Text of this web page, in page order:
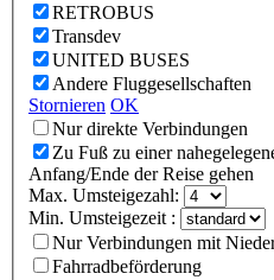
RETROBUS
Transdev
UNITED BUSES
Andere Fluggesellschaften
Stornieren OK
Nur direkte Verbindungen
Zu Fuß zu einer
Anfang/Ende der Reise gehen
Max. Umsteigezahl:
Min. Umsteigezeit :
Nur Verbindungen mit
Fahrradbeförderung